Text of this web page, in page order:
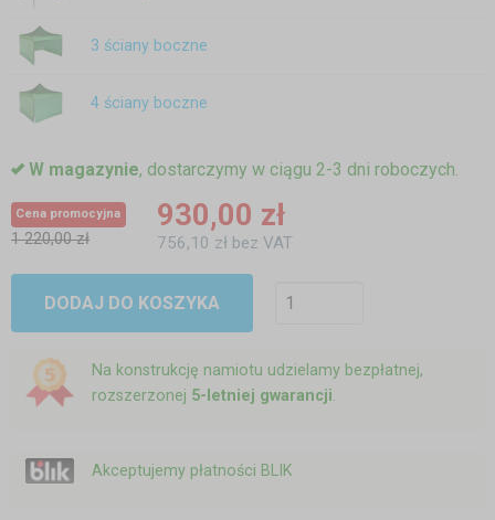
3 ściany boczne
4 ściany boczne
W magazynie, dostarczymy w ciągu 2-3 dni roboczych.
Cena promocyjna
1 220,00 zł
930,00 zł
756,10 zł bez VAT
DODAJ DO KOSZYKA
Na konstrukcję namiotu udzielamy bezpłatnej,
rozszerzonej 5-letniej gwarancji.
Akceptujemy płatności BLIK